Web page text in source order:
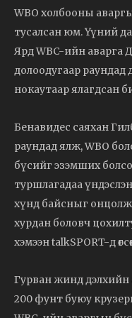
WBO холбооны
тусалсан юм. Үүний
Ярд WBC-ийн аварга
долоодугаар
нокаутаар ялагдсан
Бенавидес саяхан
раундад ялж, WBO
бүсийг эзэмших
туршлагадаа
хүнд байсныг
хурдан боловч
хэмээн talkSPORT-д
Гурван жинд дэлхийн
200 фунт буюу